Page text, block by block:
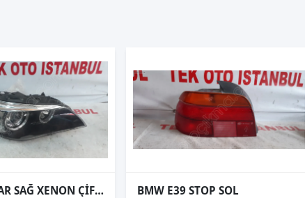
BMW E60 FAR SAĞ XENON ÇİFT BEYİN BMW E39 STOP SOL